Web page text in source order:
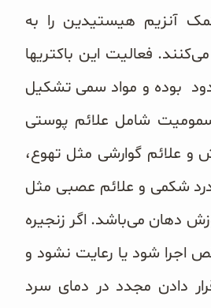
آنزیم هیستیدین را به
فعالیت این باکتریها
بوده و مواد سمی تشکیل
شامل علائم پوستی
علائم گوارشی مثل تهوع،
درد شکمی و علائم عصبی مثل
دهان می‌‌باشد. اگر زنجیره
اجرا شود یا رعایت نشود و
دادن مجدد در دمای سرد